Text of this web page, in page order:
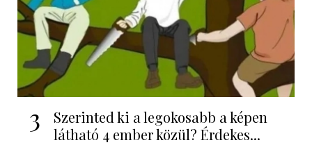
3
Szerinted ki a legokosabb a képen
látható 4 ember közül? Érdekes...